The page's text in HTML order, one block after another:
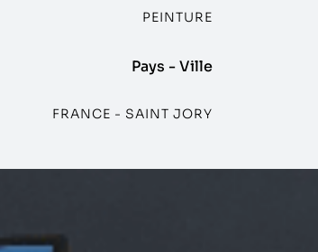
PEINTURE
Pays - Ville
FRANCE - SAINT JORY